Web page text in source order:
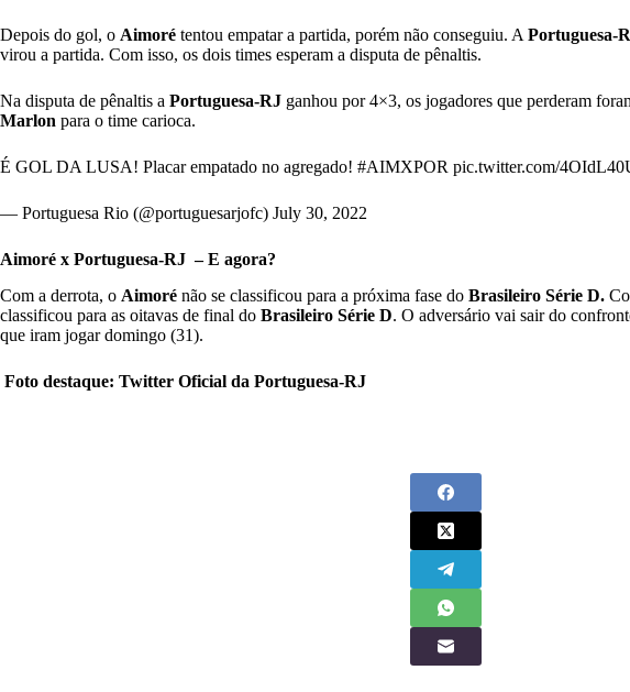
Depois do gol, o Aimoré tentou empatar a partida, porém não conseguiu. A Portuguesa-
virou a partida. Com isso, os dois times esperam a disputa de pênaltis.
Na disputa de pênaltis a Portuguesa-RJ ganhou por 4×3, os jogadores que perderam
Marlon para o time carioca.
É GOL DA LUSA! Placar empatado no agregado! #AIMXPOR pic.twitter.com/
— Portuguesa Rio (@portuguesarjofc) July 30, 2022
Aimoré x Portuguesa-RJ – E agora?
Com a derrota, o Aimoré não se classificou para a próxima fase do Brasileiro Série D.
classificou para as oitavas de final do Brasileiro Série D. O adversário vai sair do
que iram jogar domingo (31).
Foto destaque: Twitter Oficial da Portuguesa-RJ